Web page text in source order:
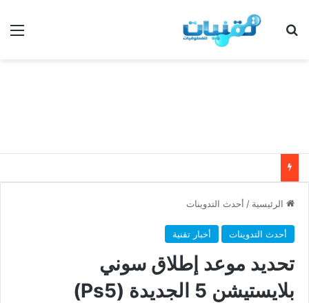
بحث عن
الرئيسية / أحدث التدوينات
أحدث التدوينات أخبار تقنية
تحديد موعد إطلاق سوني
بلايستيشن 5 الجديدة (Ps5)